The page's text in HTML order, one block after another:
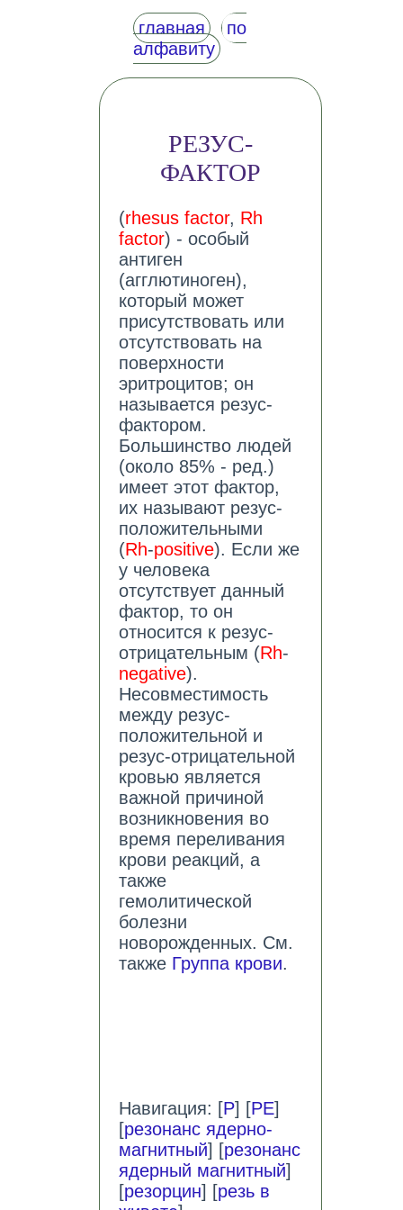
главная
по
алфавиту
РЕЗУС-
ФАКТОР
(rhesus factor, Rh
factor) - особый
антиген
(агглютиноген),
который может
присутствовать или
отсутствовать на
поверхности
эритроцитов; он
называется резус-
фактором.
Большинство людей
(около 85% - ред.)
имеет этот фактор,
их называют резус-
положительными
(Rh-positive). Если же
у человека
отсутствует данный
фактор, то он
относится к резус-
отрицательным (Rh-
negative).
Несовместимость
между резус-
положительной и
резус-отрицательной
кровью является
важной причиной
возникновения во
время переливания
крови реакций, а
также
гемолитической
болезни
новорожденных. См.
также Группа крови.
Навигация: [Р] [РЕ]
[резонанс ядерно-
магнитный] [резонанс
ядерный магнитный]
[резорцин] [резь в